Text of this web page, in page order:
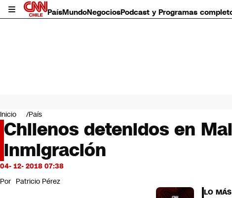
PaísMundoNegociosPodcast y Programas
Mundo
Negocios
Deportes
Programas completos
Cultura
Servicios
Bits
CNN Data
Inicio País
Chilenos detenidos en
inmigración
04- 12- 2018 07:38
Por Patricio Pérez
LO MÁS